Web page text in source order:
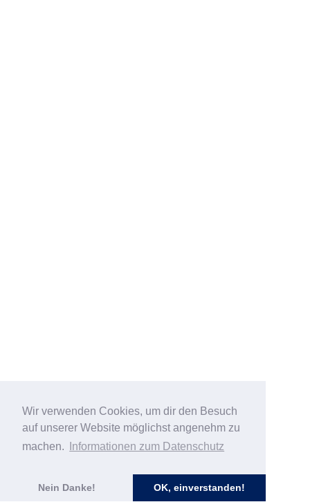
Wir verwenden Cookies, um dir den Besuch
auf unserer Website möglichst angenehm zu
machen.
Informationen zum Datenschutz
Nein Danke! OK, einverstanden!